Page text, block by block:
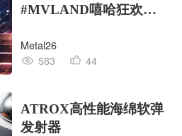
#MVLAND嘻哈狂欢派
Metal26
583
44
ATROX高性能海绵软弹
发射器